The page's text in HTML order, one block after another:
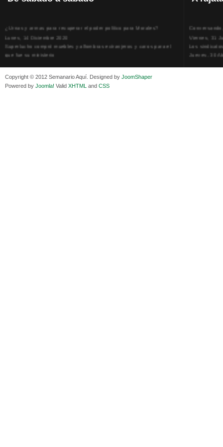
¿Urnas y armas para recuperar el poder político para Morales?
Superlucho compró muebles y alfombras extranjeros y caros para el
que fue su ministerio
Viernes, 11 Diciembre 2020
Medios de difusión, amigos y enemigos de Evo Morales
Jueves, 30
Copyright © 2012 Semanario Aquí. Designed by JoomShaper
Powered by Joomla! Valid XHTML and CSS